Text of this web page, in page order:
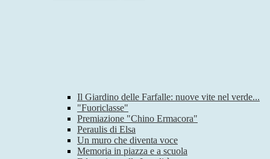
Il Giardino delle Farfalle: nuove vite nel verde...
"Fuoriclasse"
Premiazione "Chino Ermacora"
Peraulis di Elsa
Un muro che diventa voce
Memoria in piazza e a scuola